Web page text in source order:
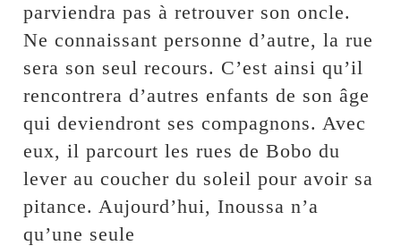
parviendra pas à retrouver son oncle.
Ne connaissant personne d’autre, la rue
sera son seul recours. C’est ainsi qu’il
rencontrera d’autres enfants de son âge
qui deviendront ses compagnons. Avec
eux, il parcourt les rues de Bobo du
lever au coucher du soleil pour avoir sa
pitance. Aujourd’hui, Inoussa n’a
qu’une seule